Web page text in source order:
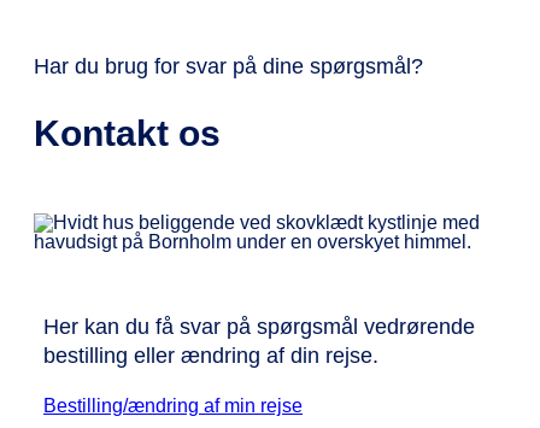
Har du brug for svar på dine spørgsmål?
Kontakt os
Her kan du få svar på spørgsmål vedrørende
bestilling eller ændring af din rejse.
Bestilling/ændring af min rejse